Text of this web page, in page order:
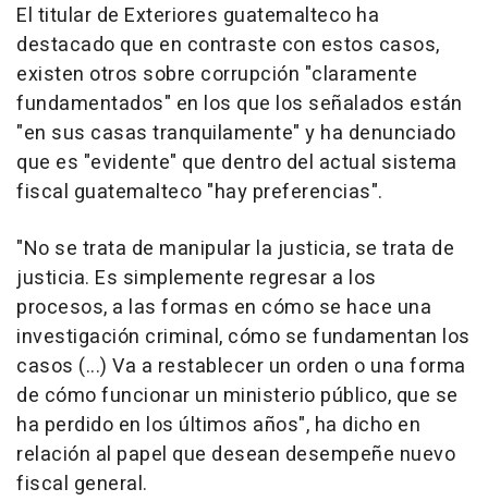
El titular de Exteriores guatemalteco ha
destacado que en contraste con estos casos,
existen otros sobre corrupción "claramente
fundamentados" en los que los señalados están
"en sus casas tranquilamente" y ha denunciado
que es "evidente" que dentro del actual sistema
fiscal guatemalteco "hay preferencias".
"No se trata de manipular la justicia, se trata de
justicia. Es simplemente regresar a los
procesos, a las formas en cómo se hace una
investigación criminal, cómo se fundamentan los
casos (...) Va a restablecer un orden o una forma
de cómo funcionar un ministerio público, que se
ha perdido en los últimos años", ha dicho en
relación al papel que desean desempeñe nuevo
fiscal general.